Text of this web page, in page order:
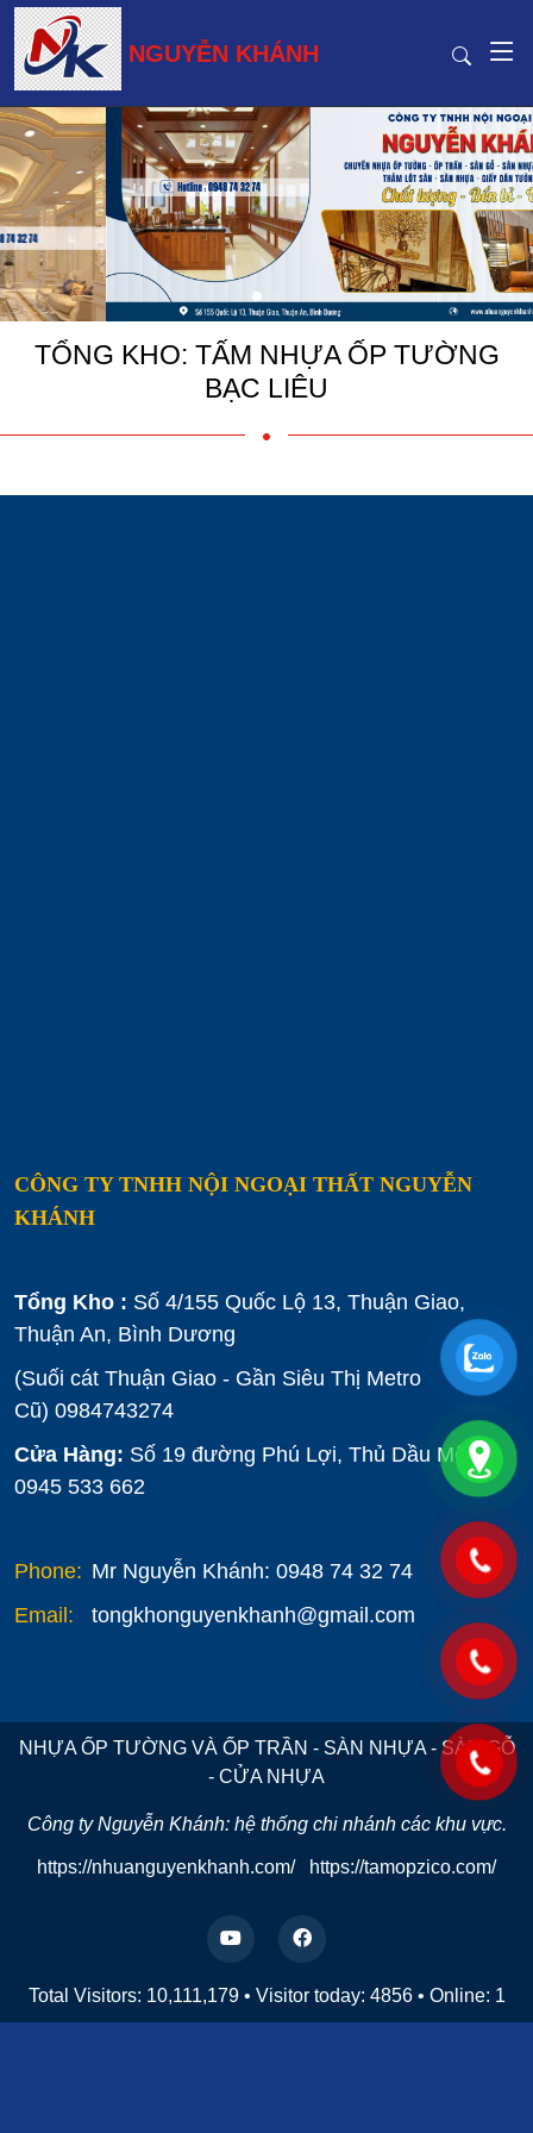
NGUYỄN KHÁNH
TỔNG KHO: TẤM NHỰA ỐP TƯỜNG
BẠC LIÊU
CÔNG TY TNHH NỘI NGOẠI THẤT NGUYỄN
KHÁNH
Tổng Kho : Số 4/155 Quốc Lộ 13, Thuận Giao,
Thuận An, Bình Dương
(Suối cát Thuận Giao - Gần Siêu Thị Metro
Cũ) 0984743274
Cửa Hàng: Số 19 đường Phú Lợi, Thủ Dầu Một :
0945 533 662
Phone: Mr Nguyễn Khánh: 0948 74 32 74
Email:
tongkhonguyenkhanh@gmail.com
NHỰA ỐP TƯỜNG VÀ ỐP TRẦN - SÀN NHỰA - SÀN GỖ
- CỬA NHỰA
Công ty Nguyễn Khánh: hệ thống chi nhánh các khu vực.
https://nhuanguyenkhanh.com/ https://tamopzico.com/
Total Visitors: 10,111,179 • Visitor today: 4856 • Online: 1